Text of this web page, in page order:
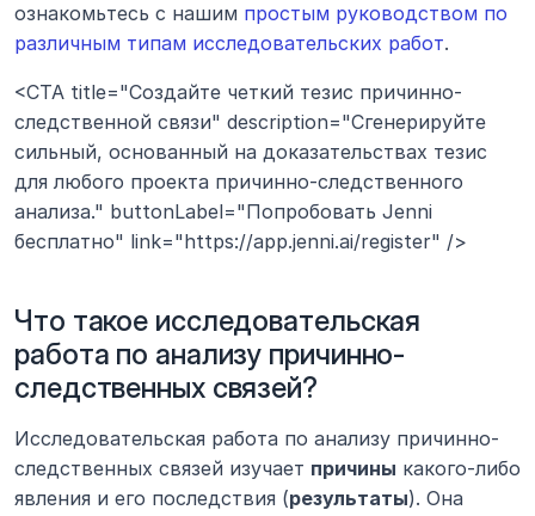
ознакомьтесь с нашим простым руководством по
различным типам исследовательских работ.
<CTA title="Создайте четкий тезис причинно-
следственной связи" description="Сгенерируйте
сильный, основанный на доказательствах тезис
для любого проекта причинно-следственного
анализа." buttonLabel="Попробовать Jenni
бесплатно" link="https://app.jenni.ai/register" />
Что такое исследовательская
работа по анализу причинно-
следственных связей?
Исследовательская работа по анализу причинно-
следственных связей изучает причины какого-либо
явления и его последствия (результаты). Она